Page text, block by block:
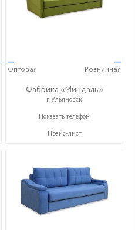
—
Оптовая
—
Розничная
Фабрика «Миндаль»
г.Ульяновск
+7 (927) 630-62-82
Показать телефон
Прайс-лист